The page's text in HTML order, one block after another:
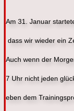
Am 31. Januar
dass wir wieder ein
Auch wenn der
7 Uhr nicht jeden
eben dem